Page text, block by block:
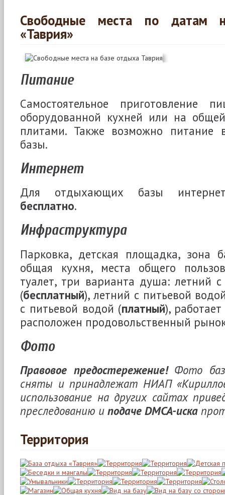
Свободные места по датам
«Таврия»
Питание
Самостоятельное
оборудованной кухней или на
плитами. Также возможно питание
базы.
Интернет
Для отдыхающих базы интернет
бесплатно.
Инфраструктура
Парковка, детская площадка, зона
общая кухня, места общего
туалет, три варианта душа: летний с
(бесплатный), летний с питьевой
с питьевой водой (платный),
расположен продовольственный
Фото
Правовое предостережение!Фото
сняты и принадлежат НИАП
использование на других сайтах
преследованию и подаче DMCA-иска
Территория